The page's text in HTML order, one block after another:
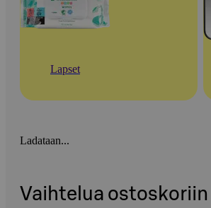
Lapset
Ladataan...
Vaihtelua ostoskoriin